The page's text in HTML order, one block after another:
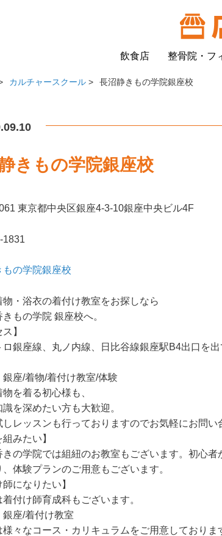
飲食店 整骨院・フ
カルチャースクール > 長沼静きもの学院銀座校
きもの学院銀座校
東京都中央区銀座4-3-10銀座中央ビル4F
1831
もの学院銀座校
物・浴衣の着付け教室をお探しなら
もの学院 銀座校へ。
】
ロ銀座線、丸ノ内線、日比谷線銀座駅B4出口を出
銀座/着物/着付け教室/体験
を着る初心様も、
を深めたい方も大歓迎。
しレッスンも行っておりますのでお気軽にお問い
組みたい】
きの学院では組紐のお教室もございます。初心
、体験プランのご用意もございます。
師になりたい】
付け師育成科もございます。
銀座/着付け教室
様々なコース・カリキュラムをご用意しておりま